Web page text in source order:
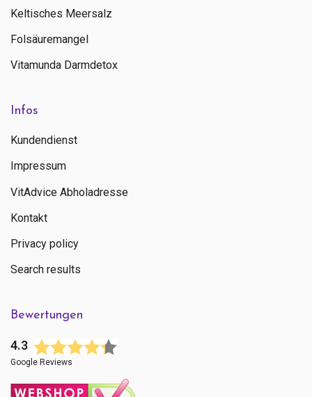
Keltisches Meersalz
Folsäuremangel
Vitamunda Darmdetox
Infos
Kundendienst
Impressum
VitAdvice Abholadresse
Kontakt
Privacy policy
Search results
Bewertungen
4.3
Google Reviews